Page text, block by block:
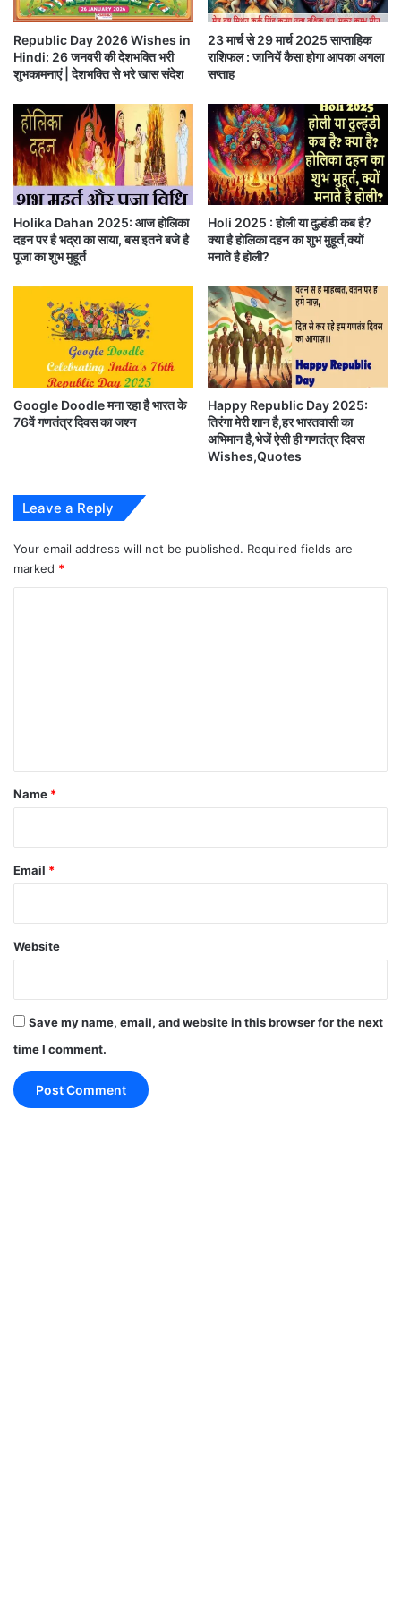
संस्थान गणतंत्र दिवस की पूर्व संध्या पर न केवल वाद-विवाद
प्रतियोगिता और निबंध का आयोजन करते है
बल्कि देशभक्ति के गीतों से पूरे देश को राष्ट्रीय भक्ति में समाहित
कर दिया जाता है।
गणतंत्र दिवस के दिन देश के राष्ट्रपति तिरंगा झंडा फहराते है
और देश को संबोधित भी करते है।
ऐसे में सभी देशवासी भी अपनी आजादी,अपने संविधान के गौरवापूर्ण
पर्व को एक-दूसरे को गणतंत्र दिवस की शुभकामनाएं देकर
सेलिब्रेट करते(Happy Republic Day Hindi
shayari-72ndrepublic day Hindi wishes) है।
आज आप भी अपने प्रियजनों को गणतंत्र दिवस की देशभक्ति से
पूर्ण ये हिंदी शायरी(Happy Republic Day Hindi
shayari), गणतंत्र दिवस बधाई संदेश(72ndrepublic day
status) और तस्वीरें(images) व संदेश (message)
हैप्पी रिपब्लिक डे: Happy Republic Day 2021
लहू लेकर की है जिसकी हिफ़ाजत हमने,
ऐसे तिरंगे को दिल में हमेशा बसाएं रखना
Happy Republic Day
धि
क
स
म
की
को
शि
श
क
रें
गे
श्मी
र
से
क
न्या
मा
री
त
क
स
भी
औ
र
7
2
दि
व
म
Republic Day 2026 Wishes in
Hindi: 26 जनवरी की देशभक्ति भरी
शुभकामनाएं | देशभक्ति से भरे खास संदेश
23 मार्च से 29 मार्च 2025 साप्ताहिक
राशिफल : जानियें कैसा होगा आपका अगला
सप्ताह
Holika Dahan 2025: आज होलिका
दहन पर है भद्रा का साया, बस इतने बजे है
पूजा का शुभ मुहूर्त
Holi 2025 : होली या दुल्हंडी कब है?
क्या है होलिका दहन का शुभ मुहूर्त,क्यों
मनाते है होली?
Google Doodle मना रहा है भारत के
76वें गणतंत्र दिवस का जश्न
Happy Republic Day 2025:
तिरंगा मेरी शान है,हर भारतवासी का
अभिमान है,भेजें ऐसी ही गणतंत्र दिवस
Wishes,Quotes
Leave a Reply
Your email address will not be published. Required fields are
marked *
*
Name *
Email *
Website
Save my name, email, and website in this browser for the next
time I comment.